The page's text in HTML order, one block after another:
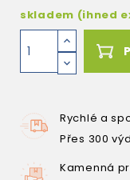
skladem (ihned
Rychlé a
Přes 300
Kamenná